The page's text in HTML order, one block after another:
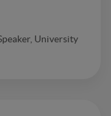
University